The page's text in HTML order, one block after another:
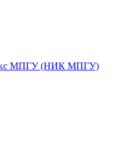
МПГУ (НИК МПГУ)